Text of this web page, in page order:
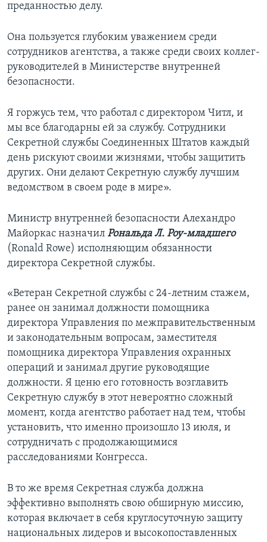
преданностью делу.
Она пользуется глубоким уважением среди
сотрудников агентства, а также среди своих коллег-
руководителей в Министерстве внутренней
безопасности.
Я горжусь тем, что работал с директором Читл, и
мы все благодарны ей за службу. Сотрудники
Секретной службы Соединенных Штатов каждый
день рискуют своими жизнями, чтобы защитить
других. Они делают Секретную службу лучшим
ведомством в своем роде в мире».
Министр внутренней безопасности Алехандро
Майоркас назначил Рональда Л. Роу-младшего
(Ronald Rowe) исполняющим обязанности
директора Секретной службы.
«Ветеран Секретной службы с 24-летним стажем,
ранее он занимал должности помощника
директора Управления по межправительственным
и законодательным вопросам, заместителя
помощника директора Управления охранных
операций и занимал другие руководящие
должности. Я ценю его готовность возглавить
Секретную службу в этот невероятно сложный
момент, когда агентство работает над тем, чтобы
установить, что именно произошло 13 июля, и
сотрудничать с продолжающимися
расследованиями Конгресса.
В то же время Секретная служба должна
эффективно выполнять свою обширную миссию,
которая включает в себя круглосуточную защиту
национальных лидеров и высокопоставленных